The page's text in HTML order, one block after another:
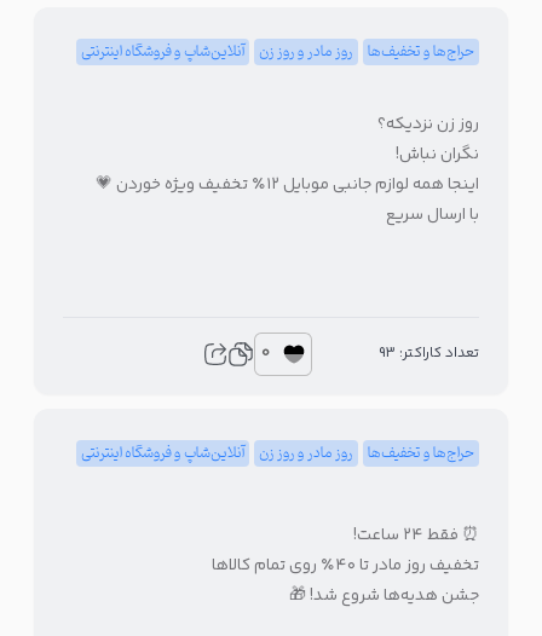
حراج‌ها و تخفیف‌ها روز مادر و روز زن آنلاین‌شاپ و فروشگاه اینترنتی
روز زن نزدیکه؟
نگران نباش!
اینجا همه لوازم جانبی موبایل ۱۲٪ تخفیف ویژه خوردن 💗
با ارسال سریع
تعداد کاراکتر: 93 0
حراج‌ها و تخفیف‌ها روز مادر و روز زن آنلاین‌شاپ و فروشگاه اینترنتی
⏰ فقط ۲۴ ساعت!
تخفیف روز مادر تا ۴۰٪ روی تمام کالاها
جشن هدیه‌ها شروع شد! 🎁